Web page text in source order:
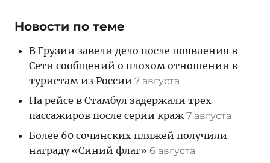
Новости по теме
В Грузии завели дело после появления в
Сети сообщений о плохом отношении к
туристам из России 7 августа
На рейсе в Стамбул задержали трех
пассажиров после серии краж 7 августа
Более 60 сочинских пляжей получили
награду «Синий флаг» 6 августа